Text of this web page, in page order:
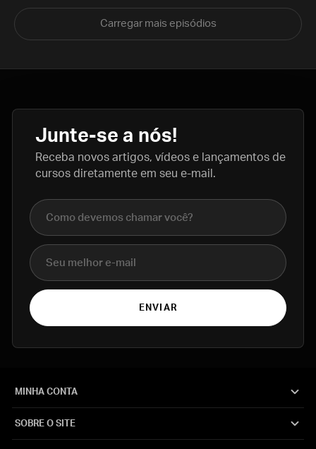
Carregar mais episódios
Junte-se a nós!
Receba novos artigos, vídeos e lançamentos de
cursos diretamente em seu e-mail.
Nome completo
E-mail
ENVIAR
MINHA CONTA
SOBRE O SITE